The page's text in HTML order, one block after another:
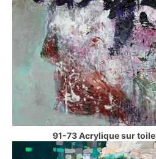
91-73 Acrylique sur toile